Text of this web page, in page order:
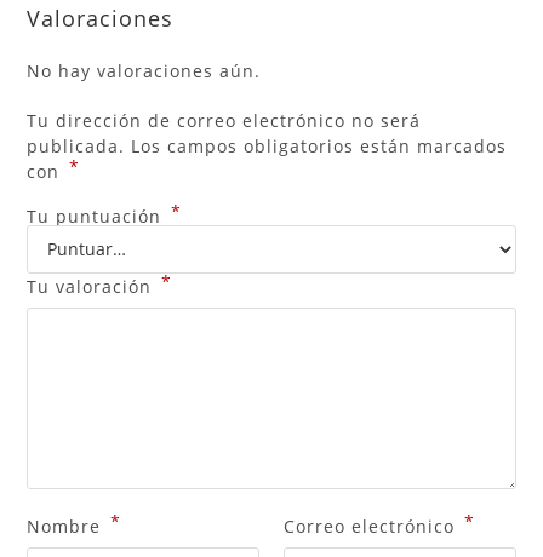
Valoraciones
No hay valoraciones aún.
Tu dirección de correo electrónico no será
publicada. Los campos obligatorios están marcados
con *
Tu puntuación *
Tu valoración *
Nombre * Correo electrónico *